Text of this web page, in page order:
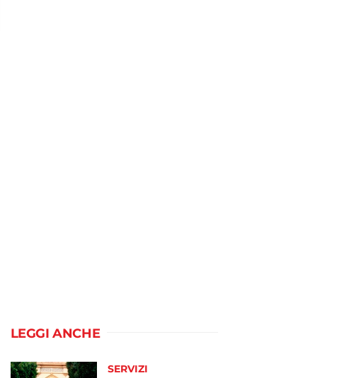
LEGGI ANCHE
SERVIZI